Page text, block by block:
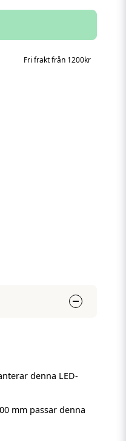
Fri frakt från 1200kr
denna LED-
mm passar denna